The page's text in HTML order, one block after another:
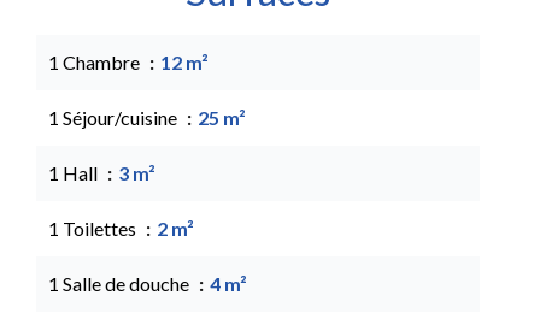
1 Chambre 12 m²
1 Séjour/cuisine 25 m²
1 Hall 3 m²
1 Toilettes 2 m²
1 Salle de douche 4 m²